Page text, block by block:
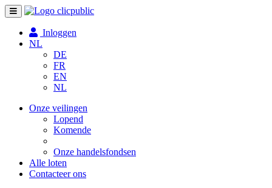
Toggle
navigation
Inloggen
NL
DE
FR
EN
NL
Onze veilingen
Lopend
Komende
Onze handelsfondsen
Alle loten
Contacteer ons